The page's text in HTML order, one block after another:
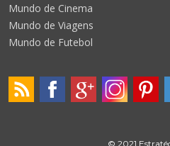
Mundo de Cinema
Mundo de Viagens
Mundo de Futebol
© 2021